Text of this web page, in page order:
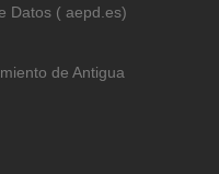
Datos ( aepd.es)
de Antigua